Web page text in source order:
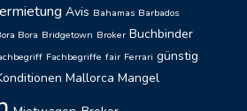
Avis Bahamas Barbados
Bora Bridgetown Broker Buchbinder
Fachbegriffe fair Ferrari günstig
Mallorca Mangel